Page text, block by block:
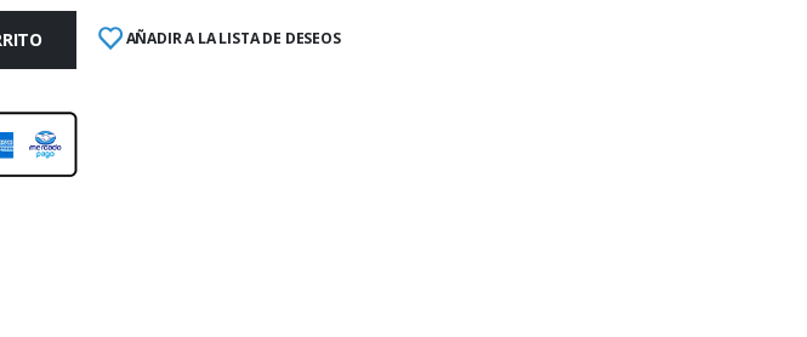
AÑADIR A LA LISTA DE DESEOS